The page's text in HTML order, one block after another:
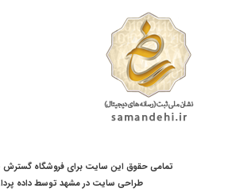
تمامی حقوق این سایت برای فروشگاه
طراحی سایت در مشهد توسطداده